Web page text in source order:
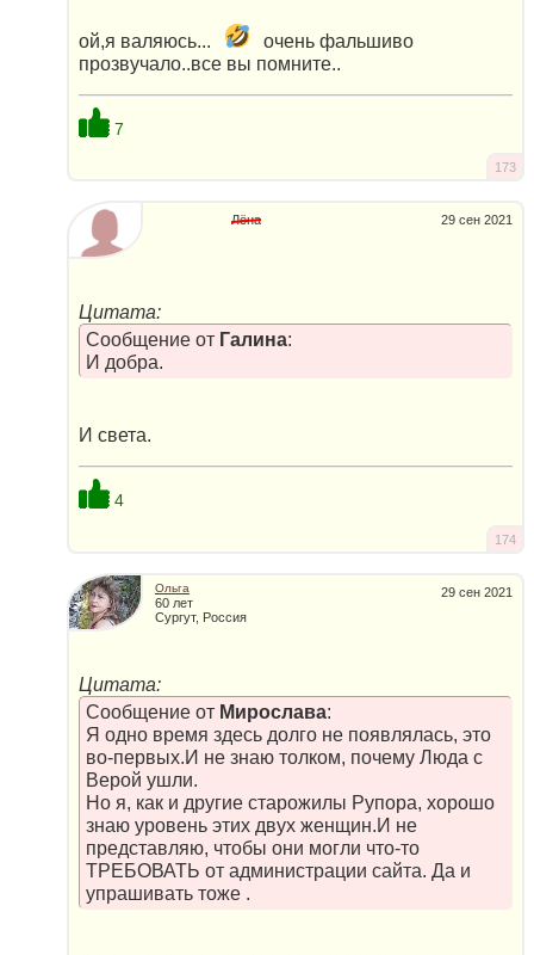
ой,я валяюсь...
очень фальшиво
прозвучало..все вы помните..
7
173
29 сен 2021
Лёна
Цитата:
Сообщение от Галина:
И добра.
И света.
4
174
29 сен 2021
Ольга
60 лет
Сургут, Россия
Цитата:
Сообщение от Мирослава:
Я одно время здесь долго не появлялась, это
во-первых.И не знаю толком, почему Люда с
Верой ушли.
Но я, как и другие старожилы Рупора, хорошо
знаю уровень этих двух женщин.И не
представляю, чтобы они могли что-то
ТРЕБОВАТЬ от администрации сайта. Да и
упрашивать тоже .